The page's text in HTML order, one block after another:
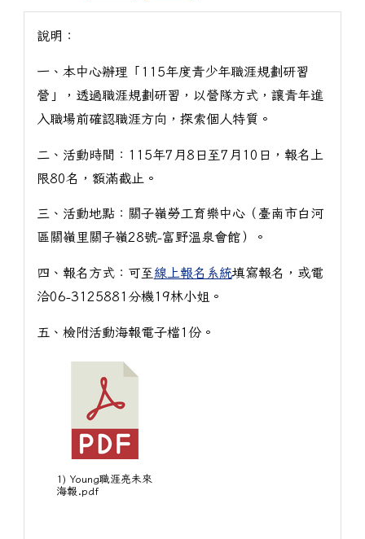
說明：
一、本中心辦理「115年度青少年職涯規劃研習
營」，透過職涯規劃研習，以營隊方式，讓青年進
入職場前確認職涯方向，探索個人特質。
二、活動時間：115年7月8日至7月10日，報名上
限80名，額滿截止。
三、活動地點：關子嶺勞工育樂中心（臺南市白河
區關嶺里關子嶺28號-富野溫泉會館）。
四、報名方式：可至線上報名系統填寫報名，或電
洽06-3125881分機19林小姐。
五、檢附活動海報電子檔1份。
1) Young職涯亮未來
海報.pdf